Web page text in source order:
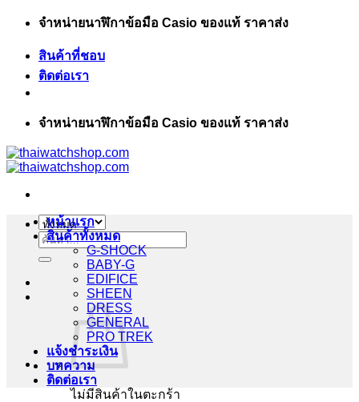
ข้าม
เนื้อหา
จำหน่ายนาฬิกาข้อมือ Casio ของแท้ ราคาส่ง
สินค้าที่ชอบ
ติดต่อเรา
จำหน่ายนาฬิกาข้อมือ Casio ของแท้ ราคาส่ง
ค้นหา:
ไม่มีสินค้าในตะกร้า
หน้าแรก
สินค้าทั้งหมด
G-SHOCK
BABY-G
EDIFICE
SHEEN
DRESS
GENERAL
PRO TREK
แจ้งชำระเงิน
บทความ
ติดต่อเรา